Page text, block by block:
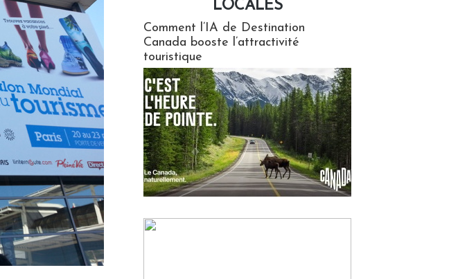
LOCALES
Comment l’IA de Destination
Canada booste l’attractivité
touristique